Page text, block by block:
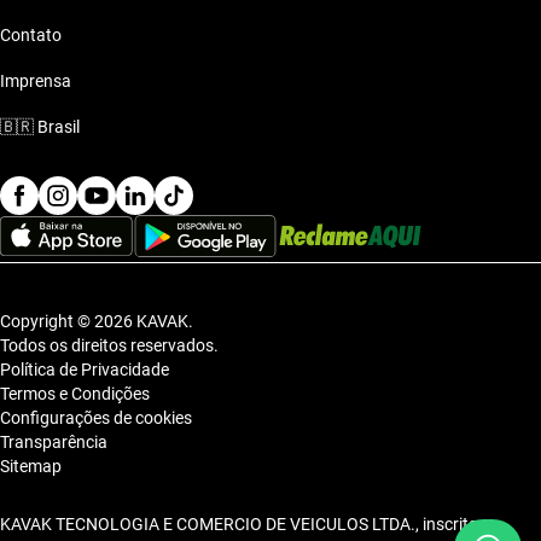
Contato
Imprensa
🇧🇷 Brasil
Copyright © 2026 KAVAK.
Todos os direitos reservados.
Política de Privacidade
Termos e Condições
Configurações de cookies
Transparência
Sitemap
KAVAK TECNOLOGIA E COMERCIO DE VEICULOS LTDA., inscrita no